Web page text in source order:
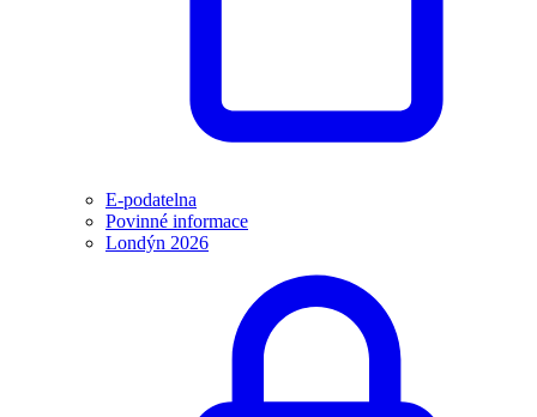
E-podatelna
Povinné informace
Londýn 2026